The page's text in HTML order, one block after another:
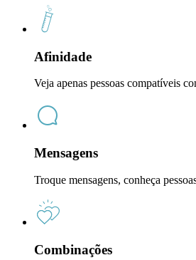
Afinidade
Veja apenas pessoas compatíveis
Mensagens
Troque mensagens, conheça
Combinações